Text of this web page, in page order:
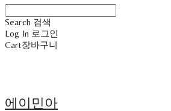
Search 검색
Log In 로그인
Cart장바구니
에이민아